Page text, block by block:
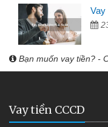
Vay
Bạn muốn vay tiền? -
Vay tiền CCCD